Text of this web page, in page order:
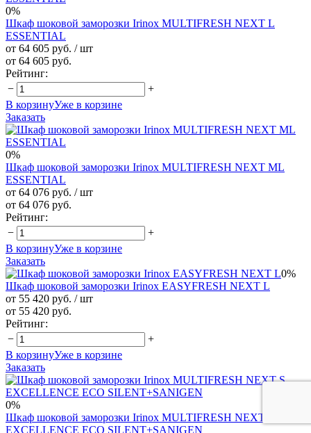
0%
Шкаф шоковой заморозки Irinox MULTIFRESH NEXT L
ESSENTIAL
от 64 605 руб. / шт
от 64 605 руб.
Рейтинг:
−
+
В корзинуУже в корзине
Заказать
0%
Шкаф шоковой заморозки Irinox MULTIFRESH NEXT ML
ESSENTIAL
от 64 076 руб. / шт
от 64 076 руб.
Рейтинг:
−
+
В корзинуУже в корзине
Заказать
0%
Шкаф шоковой заморозки Irinox EASYFRESH NEXT L
от 55 420 руб. / шт
от 55 420 руб.
Рейтинг:
−
+
В корзинуУже в корзине
Заказать
0%
Шкаф шоковой заморозки Irinox MULTIFRESH NEXT S
EXCELLENCE ECO SILENT+SANIGEN